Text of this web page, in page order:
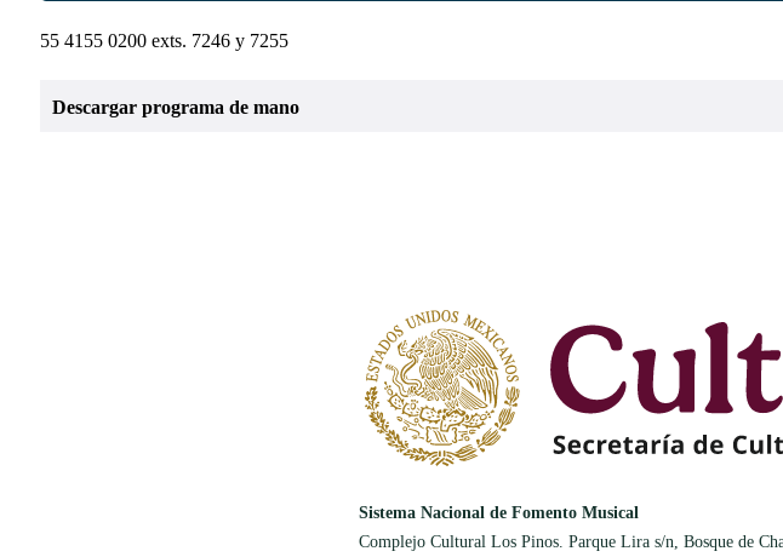
55 4155 0200 exts. 7246 y 7255
Descargar programa de mano
Sistema Nacional de Fomento Musical
Complejo Cultural Los Pinos. Parque Lira s/n, Bosque de